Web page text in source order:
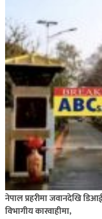
नेपाल प्रहरीमा जवानदेखि
विभागीय कारवाहीमा,